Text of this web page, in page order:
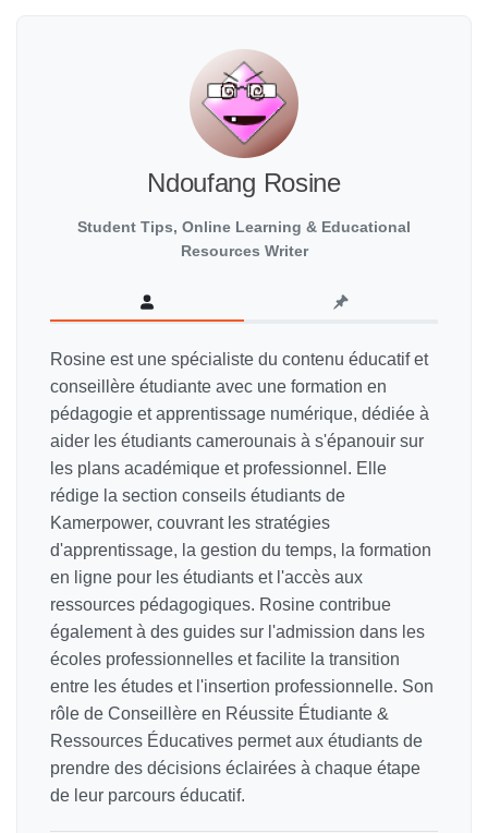
Ndoufang Rosine
Student Tips, Online Learning & Educational
Resources Writer
Rosine est une spécialiste du contenu éducatif et
conseillère étudiante avec une formation en
pédagogie et apprentissage numérique, dédiée à
aider les étudiants camerounais à s'épanouir sur
les plans académique et professionnel. Elle
rédige la section conseils étudiants de
Kamerpower, couvrant les stratégies
d'apprentissage, la gestion du temps, la formation
en ligne pour les étudiants et l'accès aux
ressources pédagogiques. Rosine contribue
également à des guides sur l'admission dans les
écoles professionnelles et facilite la transition
entre les études et l'insertion professionnelle. Son
rôle de Conseillère en Réussite Étudiante &
Ressources Éducatives permet aux étudiants de
prendre des décisions éclairées à chaque étape
de leur parcours éducatif.